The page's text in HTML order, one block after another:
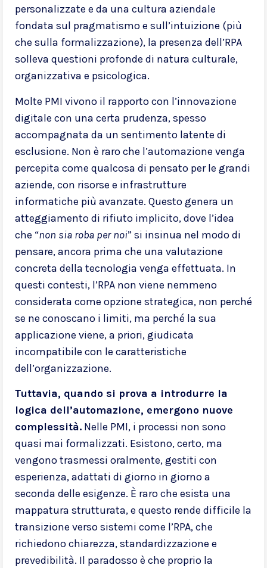
personalizzate e da una cultura aziendale
fondata sul pragmatismo e sull’intuizione (più
che sulla formalizzazione), la presenza dell’RPA
solleva questioni profonde di natura culturale,
organizzativa e psicologica.
Molte PMI vivono il rapporto con l’innovazione
digitale con una certa prudenza, spesso
accompagnata da un sentimento latente di
esclusione. Non è raro che l’automazione venga
percepita come qualcosa di pensato per le grandi
aziende, con risorse e infrastrutture
informatiche più avanzate. Questo genera un
atteggiamento di rifiuto implicito, dove l’idea
che “non sia roba per noi” si insinua nel modo di
pensare, ancora prima che una valutazione
concreta della tecnologia venga effettuata. In
questi contesti, l’RPA non viene nemmeno
considerata come opzione strategica, non perché
se ne conoscano i limiti, ma perché la sua
applicazione viene, a priori, giudicata
incompatibile con le caratteristiche
dell’organizzazione.
Tuttavia, quando si prova a introdurre la
logica dell’automazione, emergono nuove
complessità. Nelle PMI, i processi non sono
quasi mai formalizzati. Esistono, certo, ma
vengono trasmessi oralmente, gestiti con
esperienza, adattati di giorno in giorno a
seconda delle esigenze. È raro che esista una
mappatura strutturata, e questo rende difficile la
transizione verso sistemi come l’RPA, che
richiedono chiarezza, standardizzazione e
prevedibilità. Il paradosso è che proprio la